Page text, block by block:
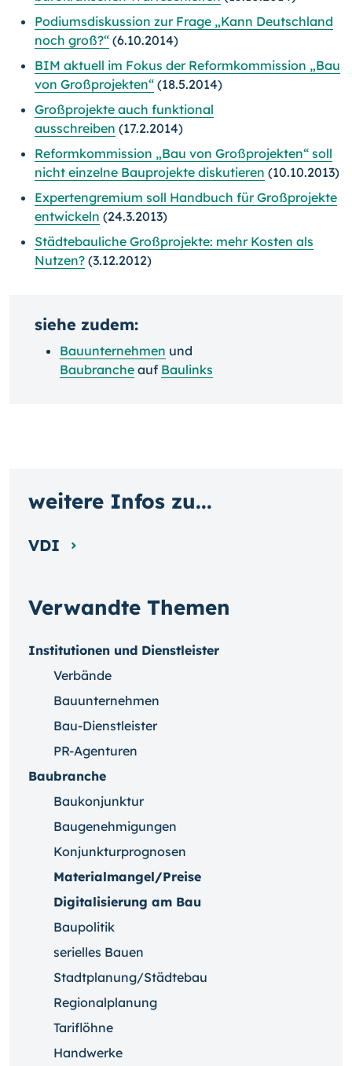
Podiumsdiskussion zur Frage „Kann Deutschland
noch groß?“ (6.10.2014)
BIM aktuell im Fokus der Reformkommission „Bau
von Großprojekten“ (18.5.2014)
Großprojekte auch funktional
ausschreiben (17.2.2014)
Reformkommission „Bau von Großprojekten“ soll
nicht einzelne Bauprojekte diskutieren (10.10.2013)
Expertengremium soll Handbuch für Großprojekte
entwickeln (24.3.2013)
Städtebauliche Großprojekte: mehr Kosten als
Nutzen? (3.12.2012)
siehe zudem:
Bauunternehmen und
Baubranche auf Baulinks
Verwandte Themen
Institutionen und Dienstleister
Verbände
Bauunternehmen
Bau-Dienstleister
PR-Agenturen
Baubranche
Baukonjunktur
Baugenehmigungen
Konjunkturprognosen
Materialmangel/Preise
Digitalisierung am Bau
Baupolitik
serielles Bauen
Stadtplanung/Städtebau
Regionalplanung
Tariflöhne
Handwerke
weitere Infos zu...
VDI